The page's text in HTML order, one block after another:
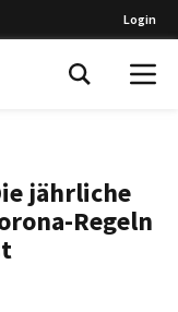
Login
jährliche
Regeln